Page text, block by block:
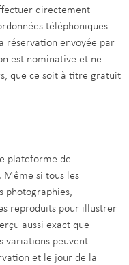
directement
téléphoniques
réservation envoyée par
est nominative et ne
que ce soit à titre gratuit
plateforme de
Même si tous les
photographies,
reproduits pour illustrer
aussi exact que
variations peuvent
et le jour de la